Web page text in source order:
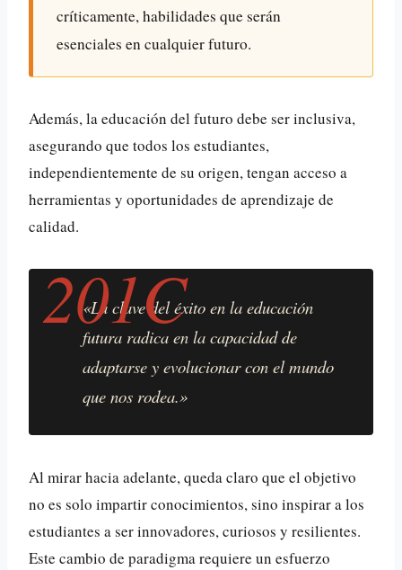
críticamente, habilidades que serán
esenciales en cualquier futuro.
Además, la educación del futuro debe ser inclusiva,
asegurando que todos los estudiantes,
independientemente de su origen, tengan acceso a
herramientas y oportunidades de aprendizaje de
calidad.
«La clave del éxito en la educación
futura radica en la capacidad de
adaptarse y evolucionar con el mundo
que nos rodea.»
Al mirar hacia adelante, queda claro que el objetivo
no es solo impartir conocimientos, sino inspirar a los
estudiantes a ser innovadores, curiosos y resilientes.
Este cambio de paradigma requiere un esfuerzo